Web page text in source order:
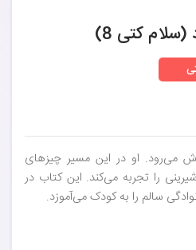
کتی 8)
می‌رود. او در این مسیر چیزهای
را تجربه می‌کند. این کتاب در
سالم را به کودک می‌آموزد.